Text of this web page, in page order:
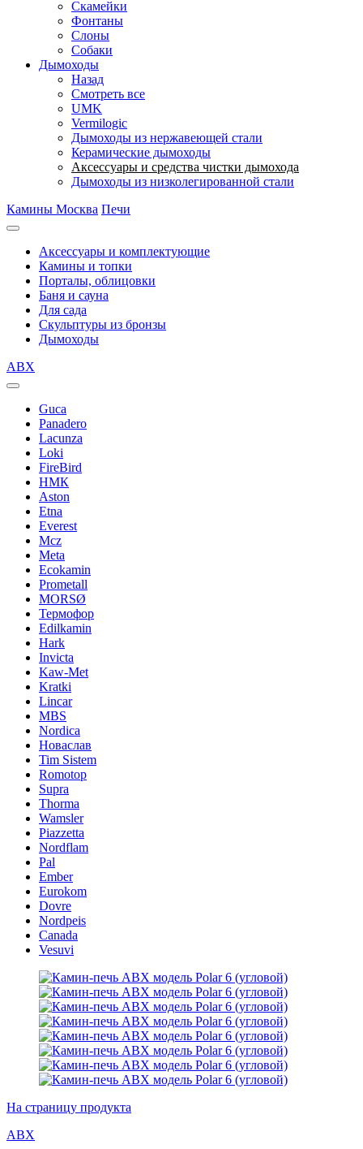
Скамейки
Фонтаны
Слоны
Собаки
Дымоходы
Назад
Смотреть все
UMK
Vermilogic
Дымоходы из нержавеющей стали
Керамические дымоходы
Аксессуары и средства чистки дымохода
Дымоходы из низколегированной стали
Камины Москва Печи
Аксессуары и комплектующие
Камины и топки
Порталы, облицовки
Баня и сауна
Для сада
Скульптуры из бронзы
Дымоходы
ABX
Guca
Panadero
Lacunza
Loki
FireBird
НМК
Aston
Etna
Everest
Mcz
Meta
Ecokamin
Prometall
MORSØ
Термофор
Edilkamin
Hark
Invicta
Kaw-Met
Kratki
Lincar
MBS
Nordica
Новаслав
Tim Sistem
Romotop
Supra
Thorma
Wamsler
Piazzetta
Nordflam
Pal
Ember
Eurokom
Dovre
Nordpeis
Canada
Vesuvi
На страницу продукта
ABX